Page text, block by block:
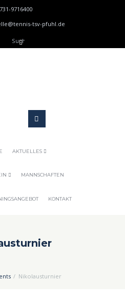
9716400
tsv-pfuhl.de
AKTUELLES
MANNSCHAFTEN
KONTAKT
Nikolausturnier